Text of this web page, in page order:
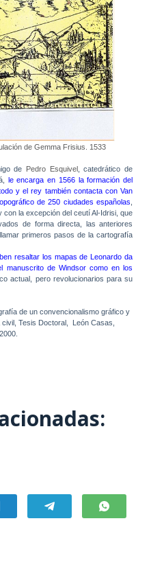
de Gemma Frisius. 1533
de Pedro Esquivel, catedrático de
le encarga en 1566 la formación del
y el rey también contacta con Van
de 250 ciudades españolas
con la excepción del ceutí Al-Idrisi, que
de forma directa, las anteriores
primeros pasos de la cartografía
resaltar los mapas de Leonardo da
manuscrito de Windsor como en los
actual, pero revolucionarios para su
de un convencionalismo gráfico y
Tesis Doctoral,
León Casas,